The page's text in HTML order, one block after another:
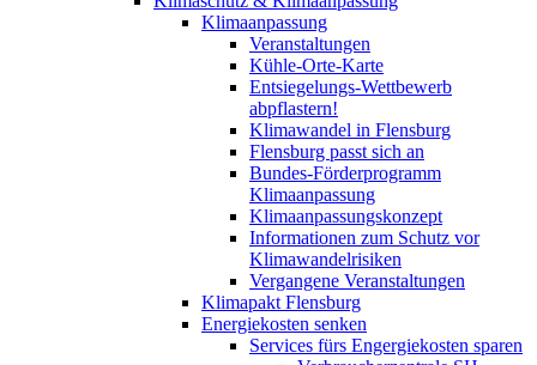
Klimaanpassung
Veranstaltungen
Kühle-Orte-Karte
Entsiegelungs-Wettbewerb
abpflastern!
Klimawandel in Flensburg
Flensburg passt sich an
Bundes-Förderprogramm
Klimaanpassung
Klimaanpassungskonzept
Informationen zum Schutz vor
Klimawandelrisiken
Vergangene Veranstaltungen
Klimapakt Flensburg
Energiekosten senken
Services fürs Engergiekosten sparen